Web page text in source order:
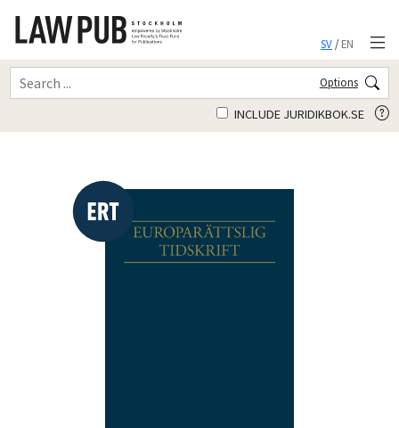
SV/EN
Options
INCLUDE JURIDIKBOK.SE